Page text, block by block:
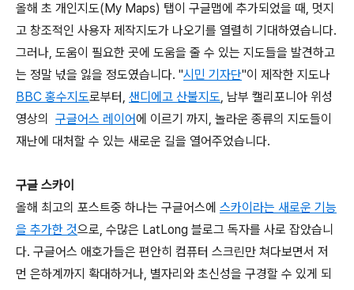
올해 초 개인지도(My Maps) 탭이 구글맵에 추가되었을 때, 멋지
고 창조적인 사용자 제작지도가 나오기를 열렬히 기대하였습니다.
그러나, 도움이 필요한 곳에 도움을 줄 수 있는 지도들을 발견하고
는 정말 넋을 잃을 정도였습니다. "시민 기자단"이 제작한 지도나
BBC 홍수지도로부터, 샌디에고 산불지도, 남부 캘리포니아 위성
영상의 구글어스 레이어에 이르기 까지, 놀라운 종류의 지도들이
재난에 대처할 수 있는 새로운 길을 열어주었습니다.
구글 스카이
올해 최고의 포스트중 하나는 구글어스에 스카이라는 새로운 기능
을 추가한 것으로, 수많은 LatLong 블로그 독자를 사로 잡았습니
다. 구글어스 애호가들은 편안히 컴퓨터 스크린만 쳐다보면서 저
먼 은하계까지 확대하거나, 별자리와 초신성을 구경할 수 있게 되